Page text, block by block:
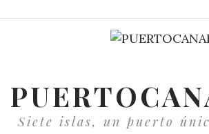
Siete islas, un puerto